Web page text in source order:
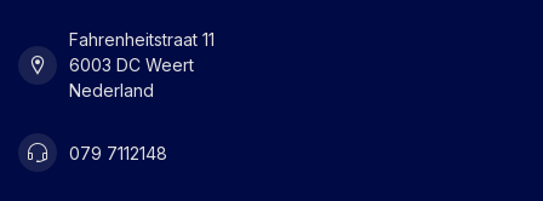
Fahrenheitstraat 11
6003 DC Weert
Nederland
079 7112148